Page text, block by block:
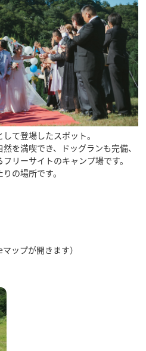
て登場したスポット。
を満喫でき、ドッグランも完備、
リーサイトのキャンプ場です。
の場所です。
マップが開きます）